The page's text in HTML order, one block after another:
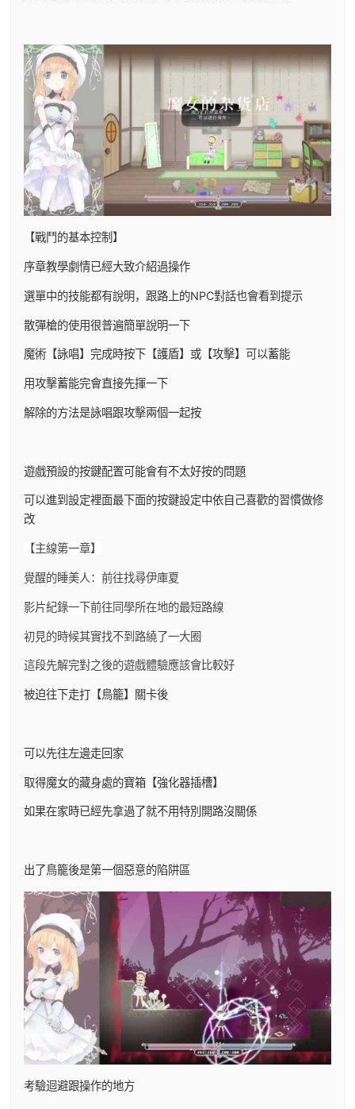
【戰鬥的基本控制】
序章教學劇情已經大致介紹過操作
選單中的技能都有說明，跟路上的NPC對話也會看到提示
散彈槍的使用很普遍簡單說明一下
魔術【詠唱】完成時按下【護盾】或【攻擊】可以蓄能
用攻擊蓄能完會直接先揮一下
解除的方法是詠唱跟攻擊兩個一起按
遊戲預設的按鍵配置可能會有不太好按的問題
可以進到設定裡面最下面的按鍵設定中依自己喜歡的習慣做修
改
【主線第一章】
覺醒的睡美人：前往找尋伊庫夏
影片紀錄一下前往同學所在地的最短路線
初見的時候其實找不到路繞了一大圈
這段先解完對之後的遊戲體驗應該會比較好
被迫往下走打【鳥籠】關卡後
可以先往左邊走回家
取得魔女的藏身處的寶箱【強化器插槽】
如果在家時已經先拿過了就不用特別開路沒關係
出了鳥籠後是第一個惡意的陷阱區
考驗迴避跟操作的地方